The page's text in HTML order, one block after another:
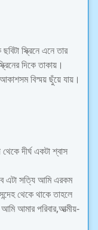
স্ক্রিনে এনে তার
দিকে তাকায়।
বিস্ময় ছুঁয়ে যায়।
দীর্ঘ একটা শ্বাস
এটা সত্যি আমি এরকম
থেকে থাকে তাহলে
আমার পরিবার,আত্মীয়-